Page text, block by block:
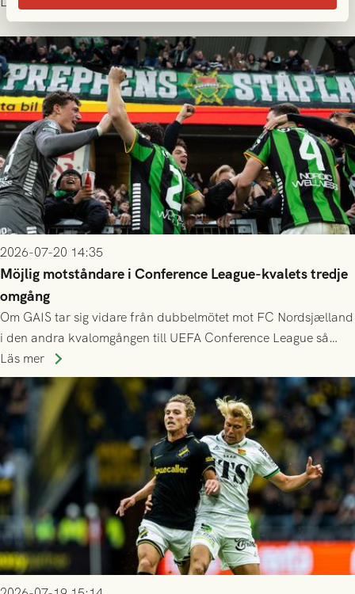
finess.
2026-07-20 14:35
Möjlig motståndare i Conference League-kvalets tredje
omgång
Om GAIS tar sig vidare från dubbelmötet mot FC Nordsjælland
i den andra kvalomgången till UEFA Conference League så
spelas den tredje kvalomgången kort därpå. Motståndare blir
då vinnaren i mötet mellan isländska Valur och HŠK Zrinjski
Mostar från Bosnien och Hercegovina.
Läs mer